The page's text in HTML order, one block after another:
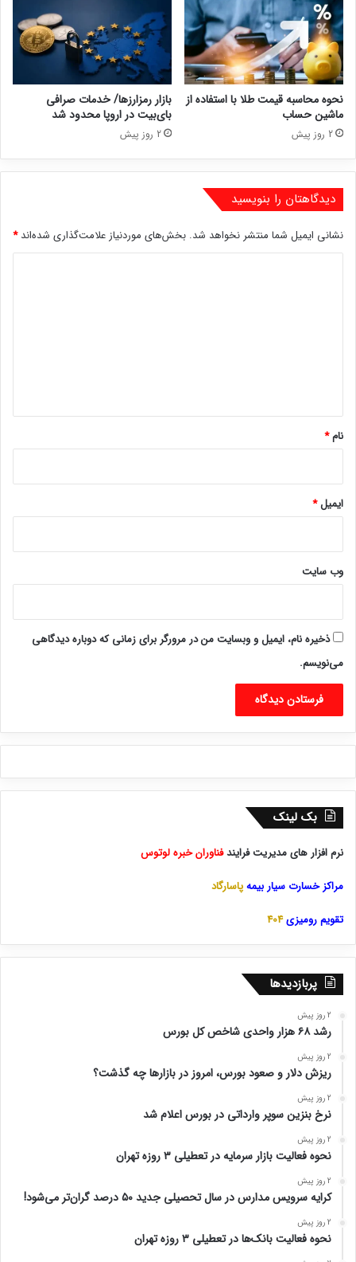
نحوه محاسبه قیمت طلا با استفاده از
ماشین حساب
2 روز پیش
بازار رمزارزها/ خدمات صرافی
بای‌بیت در اروپا محدود شد
2 روز پیش
دیدگاهتان را بنویسید
نشانی ایمیل شما منتشر نخواهد شد. بخش‌های موردنیاز علامت‌گذاری شده‌اند*
نام*
ایمیل*
وب‌ سایت
ذخیره نام، ایمیل و وبسایت من در مرورگر برای زمانی که دوباره دیدگاهی
می‌نویسم.
بک لینک
نرم افزار های مدیریت فرایندفناوران خبره لوتوس
مراکز خسارت سیار بیمهپاسارگاد
تقویم رومیزی404
پربازدیدها
2 روز پیش
رشد ۶۸ هزار واحدی شاخص کل بورس
2 روز پیش
ریزش دلار و صعود بورس، امروز در بازارها چه گذشت؟
2 روز پیش
نرخ بنزین سوپر وارداتی در بورس اعلام شد
2 روز پیش
نحوه فعالیت بازار سرمایه در تعطیلی ۳ روزه تهران
2 روز پیش
کرایه سرویس مدارس در سال تحصیلی جدید ۵۰ درصد گران‌تر می‌شود!
2 روز پیش
نحوه فعالیت بانک‌ها در تعطیلی ۳ روزه تهران